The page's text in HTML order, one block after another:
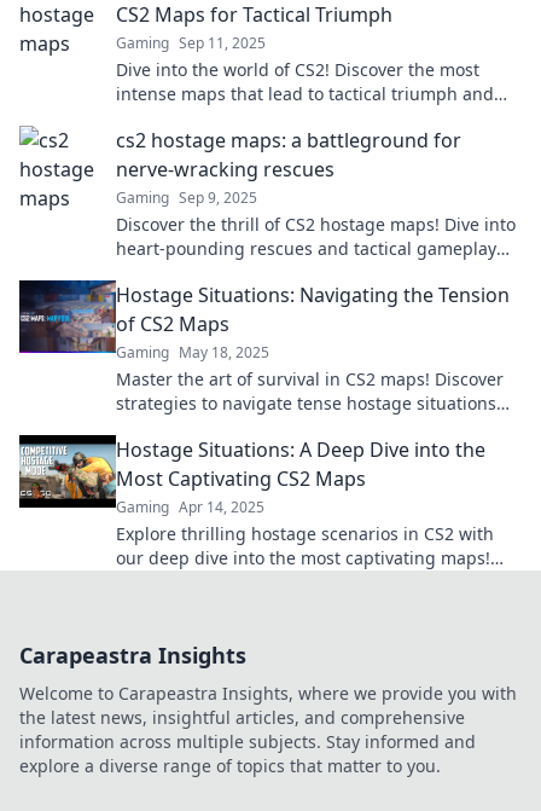
CS2 Maps for Tactical Triumph
Gaming Sep 11, 2025
Dive into the world of CS2! Discover the most
intense maps that lead to tactical triumph and
cs2 hostage maps: a battleground for
nerve-wracking rescues
Gaming Sep 9, 2025
Discover the thrill of CS2 hostage maps! Dive into
heart-pounding rescues and tactical gameplay
Hostage Situations: Navigating the Tension
of CS2 Maps
Gaming May 18, 2025
Master the art of survival in CS2 maps! Discover
strategies to navigate tense hostage situations
Hostage Situations: A Deep Dive into the
Most Captivating CS2 Maps
Gaming Apr 14, 2025
Explore thrilling hostage scenarios in CS2 with
our deep dive into the most captivating maps!
Carapeastra Insights
Welcome to Carapeastra Insights, where we provide you with
the latest news, insightful articles, and comprehensive
information across multiple subjects. Stay informed and
explore a diverse range of topics that matter to you.